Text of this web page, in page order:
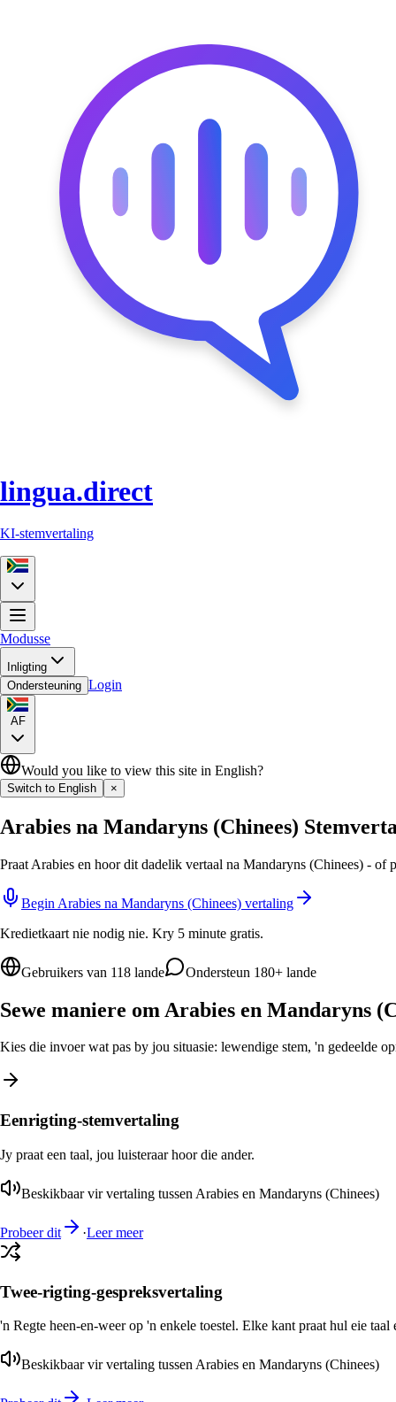
lingua.direct
KI-stemvertaling
Modusse
Inligting
Ondersteuning Login
AF
Would you like to view this site in English?
Switch to English ×
Arabies na Mandaryns (Chinees)
Praat Arabies en hoor dit dadelik vertaal na Mandaryns (Chinees) -
Begin Arabies na Mandaryns (Chinees) vertaling
Kredietkaart nie nodig nie. Kry 5 minute gratis.
Gebruikers van 118 lande Ondersteun 180+ lande
Sewe maniere om Arabies en Mandaryns
Kies die invoer wat pas by jou situasie: lewendige stem, 'n gedeelde
Eenrigting-stemvertaling
Jy praat een taal, jou luisteraar hoor die ander.
Beskikbaar vir vertaling tussen Arabies en Mandaryns (Chinees)
Probeer dit ·Leer meer
Twee-rigting-gespreksvertaling
'n Regte heen-en-weer op 'n enkele toestel. Elke kant praat hul eie taal
Beskikbaar vir vertaling tussen Arabies en Mandaryns (Chinees)